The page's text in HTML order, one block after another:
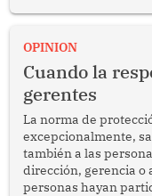
enfrenta desafíos en
OPINION
Cuando la
gerentes
La norma de
excepcionalmente,
también a las
dirección, gerencia o
personas hayan